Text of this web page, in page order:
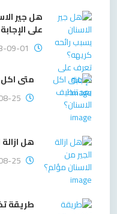
هل جير
على الإجابة
09-01
متى
25
هل
25
طريقة